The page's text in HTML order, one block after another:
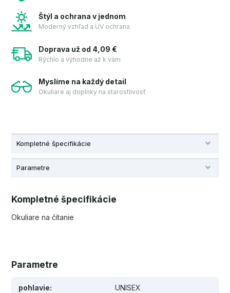
Štýl a ochrana v jednom
Moderný vzhľad a UV ochrana
Doprava už od 4,09 €
Rýchlo a výhodne až k vám
Myslíme na každý detail
Okuliare aj doplnky na starostlivosť
Kompletné špecifikácie
Parametre
Kompletné špecifikácie
Okuliare na čítanie
Parametre
pohlavie UNISEX